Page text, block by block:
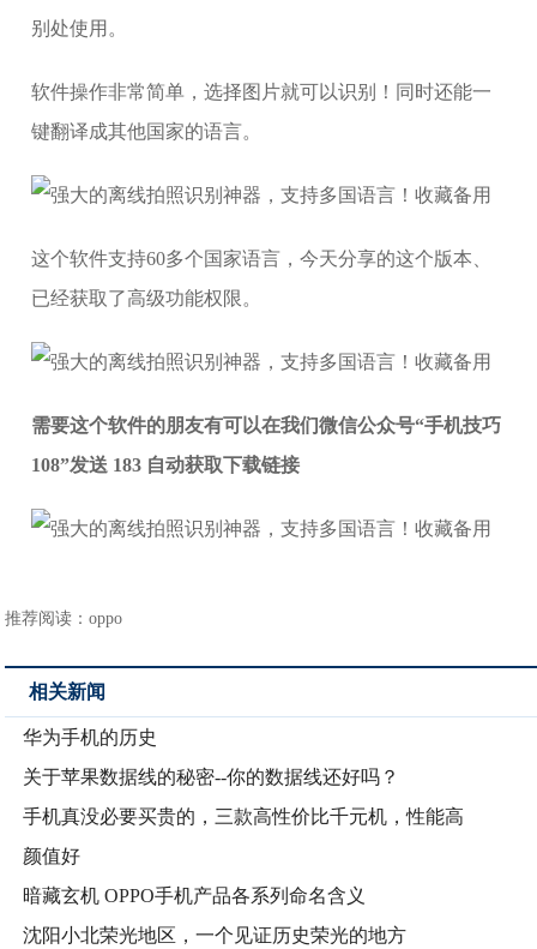
别处使用。
软件操作非常简单，选择图片就可以识别！同时还能一
键翻译成其他国家的语言。
这个软件支持60多个国家语言，今天分享的这个版本、
已经获取了高级功能权限。
需要这个软件的朋友有可以在我们微信公众号“手机技巧
108”发送 183 自动获取下载链接
推荐阅读：oppo
相关新闻
华为手机的历史
关于苹果数据线的秘密--你的数据线还好吗？
手机真没必要买贵的，三款高性价比千元机，性能高
颜值好
暗藏玄机 OPPO手机产品各系列命名含义
沈阳小北荣光地区，一个见证历史荣光的地方